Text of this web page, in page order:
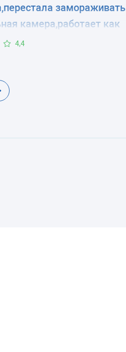
замораживать
камера,работает как
4,4